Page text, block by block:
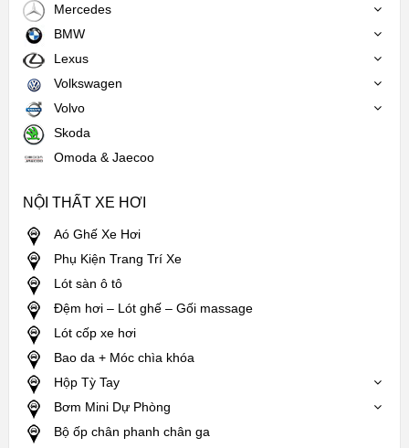
Mercedes
BMW
Lexus
Volkswagen
Volvo
Skoda
Omoda & Jaecoo
NỘI THẤT XE HƠI
Aó Ghế Xe Hơi
Phụ Kiện Trang Trí Xe
Lót sàn ô tô
Đệm hơi – Lót ghế – Gối massage
Lót cốp xe hơi
Bao da + Móc chìa khóa
Hộp Tỳ Tay
Bơm Mini Dự Phòng
Bộ ốp chân phanh chân ga